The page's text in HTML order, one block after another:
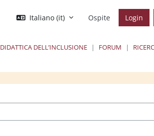
Italiano ‎(it)‎ Ospite Login
DELL’INCLUSIONE FORUM